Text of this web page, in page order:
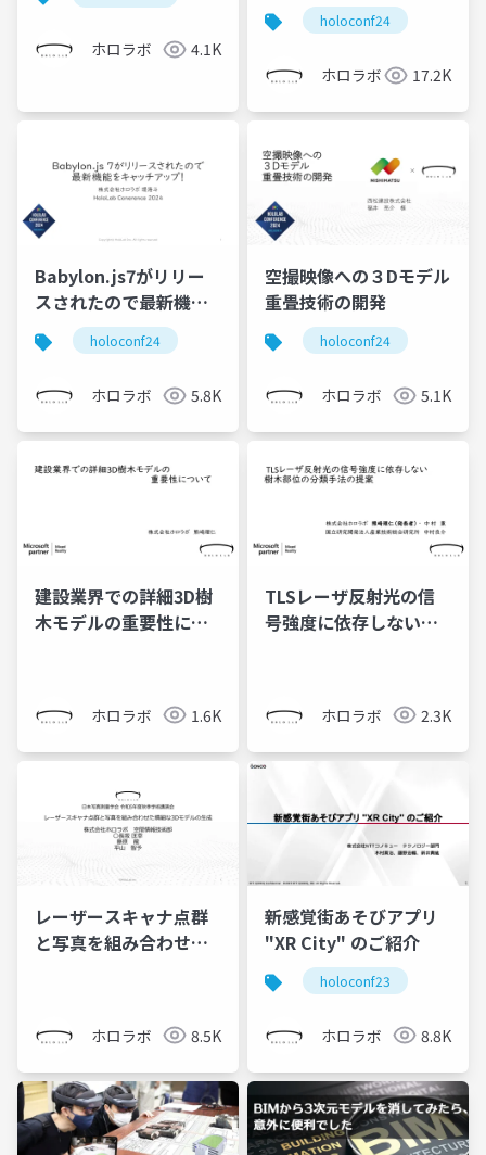
ホロラボ 4.1K
利だったR2-BIMがAIに
よってさらに便利にな
holoconf24
ホロラボ 17.2K
Babylon.js7がリリー
スされたので最新機能
をキャッチアップ
holoconf24
ホロラボ 5.8K
空撮映像への３Dモデル
重畳技術の開発
holoconf24
ホロラボ 5.1K
建設業界での詳細3D樹
木モデルの重要性につ
ホロラボ 1.6K
TLSレーザ反射光の信
号強度に依存しない樹
ホロラボ 2.3K
レーザースキャナ点群
と写真を組み合わせた
ホロラボ 8.5K
新感覚街あそびアプリ
"XR City" のご紹介
holoconf23
ホロラボ 8.8K